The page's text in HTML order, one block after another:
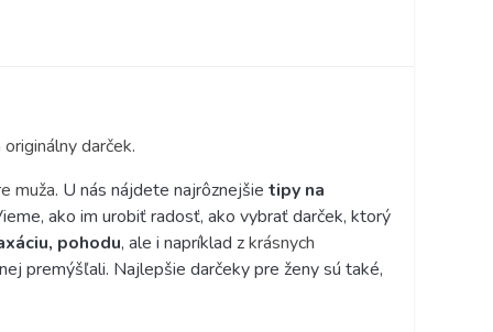
originálny darček.
muža. U nás nájdete najrôznejšie tipy na
ako im urobiť radosť, ako vybrať darček, ktorý
pohodu, ale i napríklad zkrásnych
premýšľali. Najlepšie darčeky pre ženy sú také,